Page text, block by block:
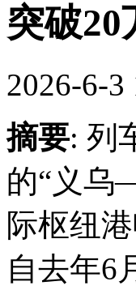
突破20
2026-6-3
摘要: 列
的“义乌
际枢纽
自去年6